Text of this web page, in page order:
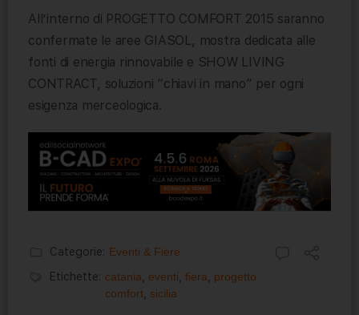
All’interno di PROGETTO COMFORT 2015 saranno
confermate le aree GIASOL, mostra dedicata alle
fonti di energia rinnovabile e SHOW LIVING
CONTRACT, soluzioni “chiavi in mano” per ogni
esigenza merceologica.
Categorie: Eventi & Fiere
Etichette: catania eventi fiera
progetto
comfort sicilia